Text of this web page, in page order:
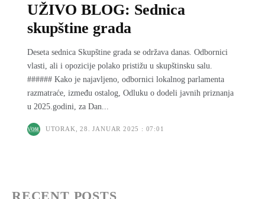
UŽIVO BLOG: Sednica
skupštine grada
Deseta sednica Skupštine grada se održava danas. Odbornici
vlasti, ali i opozicije polako pristižu u skupštinsku salu.
###### Kako je najavljeno, odbornici lokalnog parlamenta
razmatraće, između ostalog, Odluku o dodeli javnih priznanja
u 2025.godini, za Dan...
UTORAK, 28. JANUAR 2025 : 07:01
RECENT POSTS